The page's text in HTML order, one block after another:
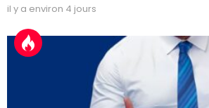
il y a environ 4 jours